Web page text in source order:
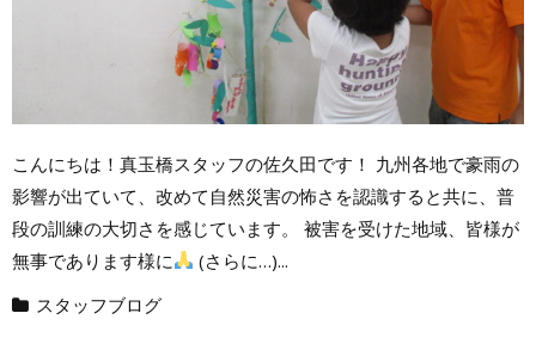
こんにちは！真玉橋スタッフの佐久田です！ 九州各地で豪雨の
影響が出ていて、改めて自然災害の怖さを認識すると共に、普
段の訓練の大切さを感じています。 被害を受けた地域、皆様が
無事であります様に
(さらに…)...
スタッフブログ